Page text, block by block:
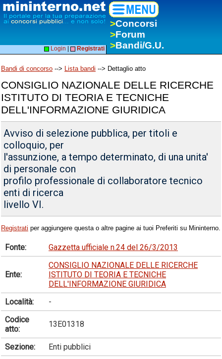
>Concorsi
>Forum
>Bandi/G.U.
Login Registrati
Bandi di concorso --> Lista bandi --> Dettaglio atto
CONSIGLIO NAZIONALE DELLE RICERCHE
ISTITUTO DI TEORIA E TECNICHE
DELL'INFORMAZIONE GIURIDICA
Avviso di selezione pubblica, per titoli e
colloquio, per
l'assunzione, a tempo determinato, di una unita'
di personale con
profilo professionale di collaboratore tecnico
enti di ricerca
livello VI.
Registrati per aggiungere questa o altre pagine ai tuoi Preferiti su Mininterno.
Fonte: Gazzetta ufficiale n.24 del 26/3/2013
Ente:
CONSIGLIO NAZIONALE DELLE RICERCHE
ISTITUTO DI TEORIA E TECNICHE
DELL'INFORMAZIONE GIURIDICA
Località:
-
Codice
atto:
13E01318
Sezione:
Enti pubblici